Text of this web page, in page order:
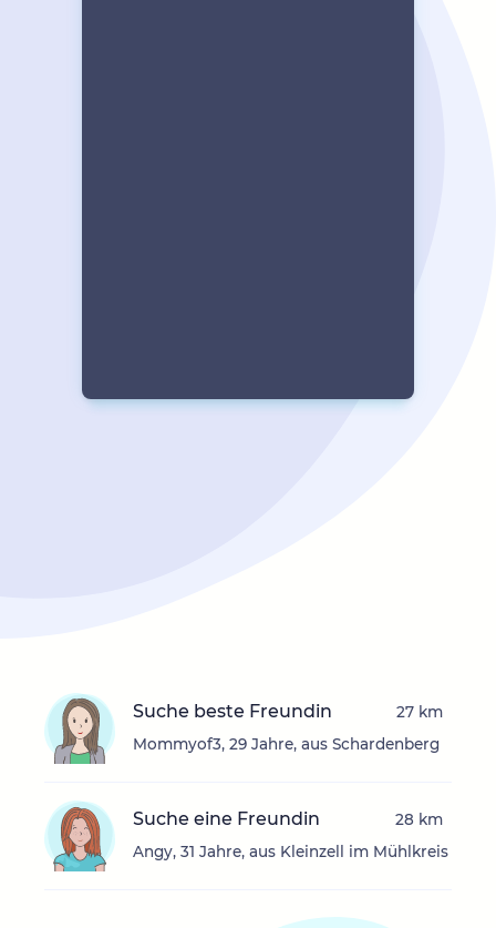
Suche beste Freundin
Mommyof3, 29 Jahre, aus Schardenberg
27 km
Suche eine Freundin
Angy, 31 Jahre, aus Kleinzell im Mühlkreis
28 km